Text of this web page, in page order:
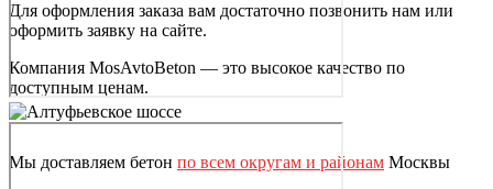
Для оформления заказа вам достаточно позвонить нам или
оформить заявку на сайте.
Компания MosAvtoBeton — это высокое качество по
доступным ценам.
Мы доставляем бетон по всем округам и районам Москвы